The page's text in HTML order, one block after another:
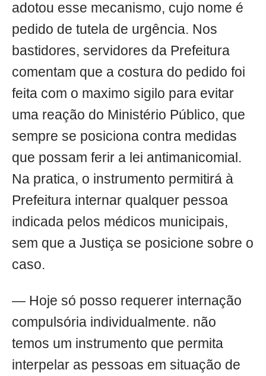
adotou esse mecanismo, cujo nome é
pedido de tutela de urgência. Nos
bastidores, servidores da Prefeitura
comentam que a costura do pedido foi
feita com o maximo sigilo para evitar
uma reação do Ministério Público, que
sempre se posiciona contra medidas
que possam ferir a lei antimanicomial.
Na pratica, o instrumento permitirá à
Prefeitura internar qualquer pessoa
indicada pelos médicos municipais,
sem que a Justiça se posicione sobre o
caso.
— Hoje só posso requerer internação
compulsória individualmente. não
temos um instrumento que permita
interpelar as pessoas em situação de